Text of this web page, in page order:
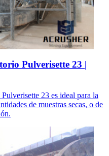
Pulverisette 23 |
23 es ideal para la
de muestras secas, o de